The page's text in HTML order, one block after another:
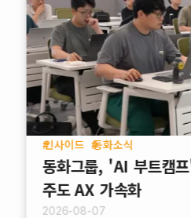
인사이드 동화소식
동화그룹, 'AI 부트캠
주도 AX 가속화
2026-08-07